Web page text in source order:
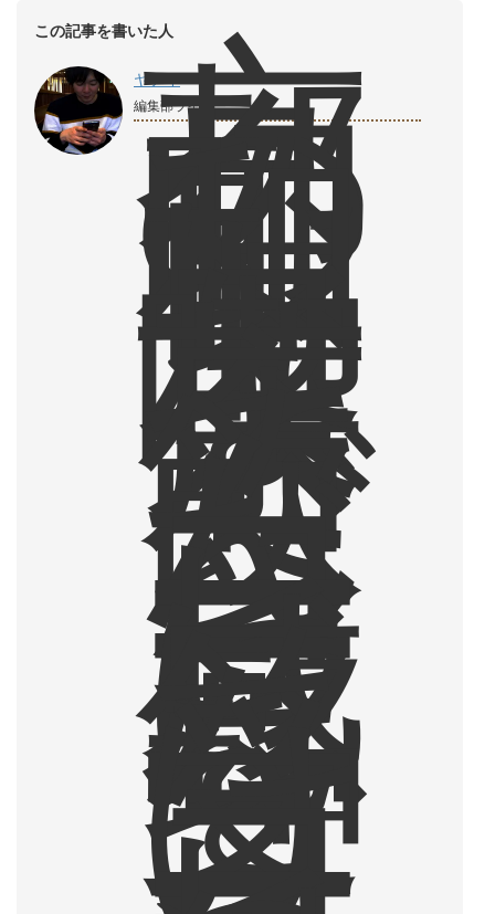
この記事を書いた人
ヤナイ
編集部ライター
京
都
の
昭
和
レ
ト
ロ
な
喫
茶
店
で
飲
ん
だ
コ
ー
ヒ
ー
に
感
銘
を
受
け
、